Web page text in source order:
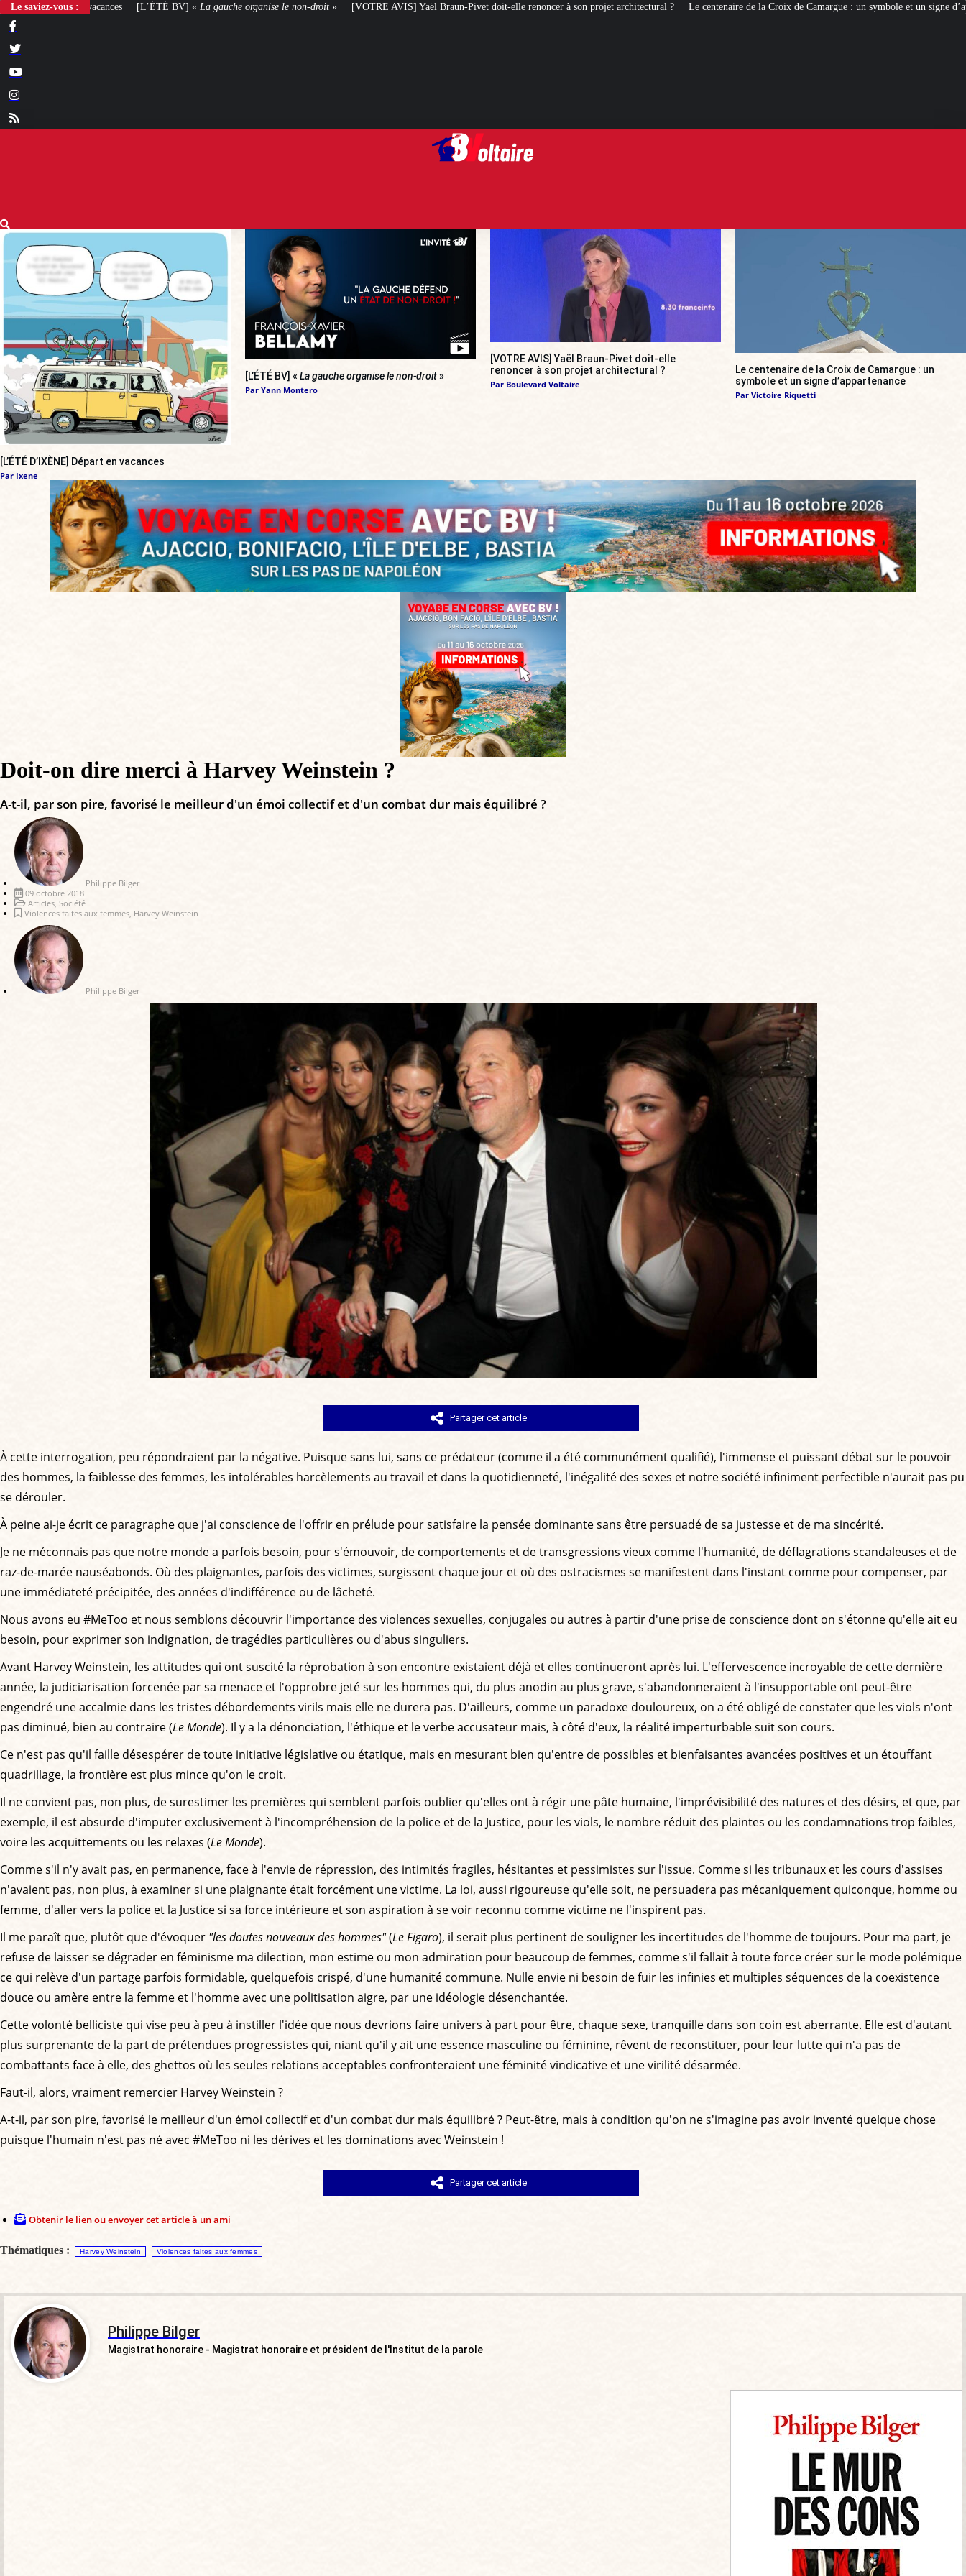
Le saviez-vous :
[L’ÉTÉ BV] « La gauche organise le non-droit» [VOTRE AVIS] Yaël Braun-Pivet doit-elle renoncer à son projet architectural ? Le centenaire de la Croix de Camargue : un symbole et un signe d’appartenance [ROMANS
[L’ÉTÉ D’IXÈNE] Départ en vacances
Par Ixene
[L’ÉTÉ BV] « La gauche organise le non-droit»
Par Yann Montero
[VOTRE AVIS] Yaël Braun-Pivet doit-elle
renoncer à son projet architectural ?
Par Boulevard Voltaire
Le centenaire de la Croix de Camargue : un
symbole et un signe d’appartenance
Par Victoire Riquetti
Doit-on dire merci à Harvey Weinstein ?
A-t-il, par son pire, favorisé le meilleur d'un émoi collectif et d'un combat dur mais équilibré ?
Philippe Bilger
09 octobre 2018
Articles Société
Violences faites aux femmes Harvey Weinstein
Philippe Bilger
Partager cet article
À cette interrogation, peu répondraient par la négative. Puisque sans lui, sans ce prédateur (comme il a été communément qualifié), l'immense et puissant débat sur le pouvoir
des hommes, la faiblesse des femmes, les intolérables harcèlements au travail et dans la quotidienneté, l'inégalité des sexes et notre société infiniment perfectible n'aurait pas pu
se dérouler.
À peine ai-je écrit ce paragraphe que j'ai conscience de l'offrir en prélude pour satisfaire la pensée dominante sans être persuadé de sa justesse et de ma sincérité.
Je ne méconnais pas que notre monde a parfois besoin, pour s'émouvoir, de comportements et de transgressions vieux comme l'humanité, de déflagrations scandaleuses et de
raz-de-marée nauséabonds. Où des plaignantes, parfois des victimes, surgissent chaque jour et où des ostracismes se manifestent dans l'instant comme pour compenser, par
une immédiateté précipitée, des années d'indifférence ou de lâcheté.
Nous avons eu #MeToo et nous semblons découvrir l'importance des violences sexuelles, conjugales ou autres à partir d'une prise de conscience dont on s'étonne qu'elle ait eu
besoin, pour exprimer son indignation, de tragédies particulières ou d'abus singuliers.
Avant Harvey Weinstein, les attitudes qui ont suscité la réprobation à son encontre existaient déjà et elles continueront après lui. L'effervescence incroyable de cette dernière
année, la judiciarisation forcenée par sa menace et l'opprobre jeté sur les hommes qui, du plus anodin au plus grave, s'abandonneraient à l'insupportable ont peut-être
engendré une accalmie dans les tristes débordements virils mais elle ne durera pas. D'ailleurs, comme un paradoxe douloureux, on a été obligé de constater que les viols n'ont
pas diminué, bien au contraire (Le Monde). Il y a la dénonciation, l'éthique et le verbe accusateur mais, à côté d'eux, la réalité imperturbable suit son cours.
Ce n'est pas qu'il faille désespérer de toute initiative législative ou étatique, mais en mesurant bien qu'entre de possibles et bienfaisantes avancées positives et un étouffant
quadrillage, la frontière est plus mince qu'on le croit.
Il ne convient pas, non plus, de surestimer les premières qui semblent parfois oublier qu'elles ont à régir une pâte humaine, l'imprévisibilité des natures et des désirs, et que, par
exemple, il est absurde d'imputer exclusivement à l'incompréhension de la police et de la Justice, pour les viols, le nombre réduit des plaintes ou les condamnations trop faibles,
voire les acquittements ou les relaxes (Le Monde).
Comme s'il n'y avait pas, en permanence, face à l'envie de répression, des intimités fragiles, hésitantes et pessimistes sur l'issue. Comme si les tribunaux et les cours d'assises
n'avaient pas, non plus, à examiner si une plaignante était forcément une victime. La loi, aussi rigoureuse qu'elle soit, ne persuadera pas mécaniquement quiconque, homme ou
femme, d'aller vers la police et la Justice si sa force intérieure et son aspiration à se voir reconnu comme victime ne l'inspirent pas.
Il me paraît que, plutôt que d'évoquer "les doutes nouveaux des hommes"(Le Figaro), il serait plus pertinent de souligner les incertitudes de l'homme de toujours. Pour ma part, je
refuse de laisser se dégrader en féminisme ma dilection, mon estime ou mon admiration pour beaucoup de femmes, comme s'il fallait à toute force créer sur le mode polémique
ce qui relève d'un partage parfois formidable, quelquefois crispé, d'une humanité commune. Nulle envie ni besoin de fuir les infinies et multiples séquences de la coexistence
douce ou amère entre la femme et l'homme avec une politisation aigre, par une idéologie désenchantée.
Cette volonté belliciste qui vise peu à peu à instiller l'idée que nous devrions faire univers à part pour être, chaque sexe, tranquille dans son coin est aberrante. Elle est d'autant
plus surprenante de la part de prétendues progressistes qui, niant qu'il y ait une essence masculine ou féminine, rêvent de reconstituer, pour leur lutte qui n'a pas de
combattants face à elle, des ghettos où les seules relations acceptables confronteraient une féminité vindicative et une virilité désarmée.
Faut-il, alors, vraiment remercier Harvey Weinstein ?
A-t-il, par son pire, favorisé le meilleur d'un émoi collectif et d'un combat dur mais équilibré ? Peut-être, mais à condition qu'on ne s'imagine pas avoir inventé quelque chose
puisque l'humain n'est pas né avec #MeToo ni les dérives et les dominations avec Weinstein !
Partager cet article
Obtenir le lien ou envoyer cet article à un ami
Thématiques : Harvey Weinstein Violences faites aux femmes
Philippe Bilger
Magistrat honoraire - Magistrat honoraire et président de l'Institut de la parole